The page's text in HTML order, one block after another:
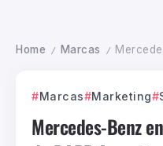
Home / Marcas / Mercedes-
Marcas Marketing
Mercedes-Benz